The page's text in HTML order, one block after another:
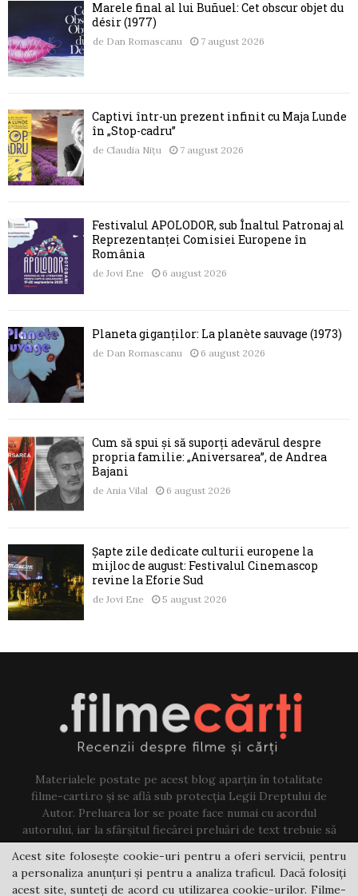
Marele final al lui Buñuel: Cet obscur objet du
désir (1977)
de Dan Romascanu 7 august 2026
Captivi într-un prezent infinit cu Maja Lunde
în „Stop-cadru”
de Claudia Nițu 7 august 2026
Festivalul APOLODOR, sub Înaltul Patronaj al
Reprezentanței Comisiei Europene în
România
de Jovi Ene 6 august 2026
Planeta giganților: La planète sauvage (1973)
de Dan Romascanu 6 august 2026
Cum să spui și să suporți adevărul despre
propria familie: „Aniversarea”, de Andrea
Bajani
de Ania Vilal 6 august 2026
Șapte zile dedicate culturii europene la
mijloc de august: Festivalul Cinemascop
revine la Eforie Sud
de Jovi Ene 5 august 2026
Materialele postate pe acest blog aparțin în totalitate
filme-carti.ro și se află sub protecția Legii Dreptului de
Autor. Preluarea lor se poate face numai cu acordul
autorului, iar la sfârșitul fiecărei preluări de text trebuie să
existe un link către acest blog.
Contact us:jovi@filme-carti.ro
Acest site folosește cookie-uri pentru a oferi servicii, pentru
a personaliza anunțuri și pentru a analiza traficul. Dacă folosiți
acest site, sunteți de acord cu utilizarea cookie-urilor. Filme-